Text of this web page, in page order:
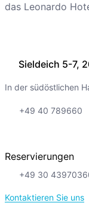
Sieldeich 5-7,
In der südöstlichen
+49 40 789660
Reservierungen
+49 30
Kontaktieren Sie uns
das Leonardo